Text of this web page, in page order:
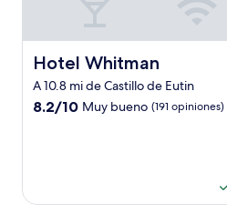
Hotel Whitman
Hotel Whitman
A 10.8 mi de Castillo de Eutin
8.2
opiniones)
8.2/10 Muy bueno (191 opiniones)